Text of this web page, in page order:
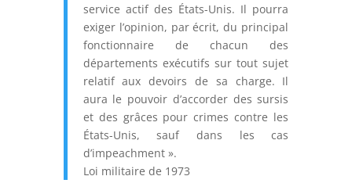
service actif des États-Unis. Il pourra
exiger l’opinion, par écrit, du principal
fonctionnaire de chacun des
départements exécutifs sur tout sujet
relatif aux devoirs de sa charge. Il
aura le pouvoir d’accorder des sursis
et des grâces pour crimes contre les
États-Unis, sauf dans les cas
d’impeachment ».
Loi militaire de 1973